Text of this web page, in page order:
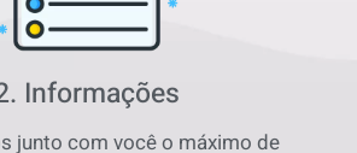
Informações
junto com você o máximo de